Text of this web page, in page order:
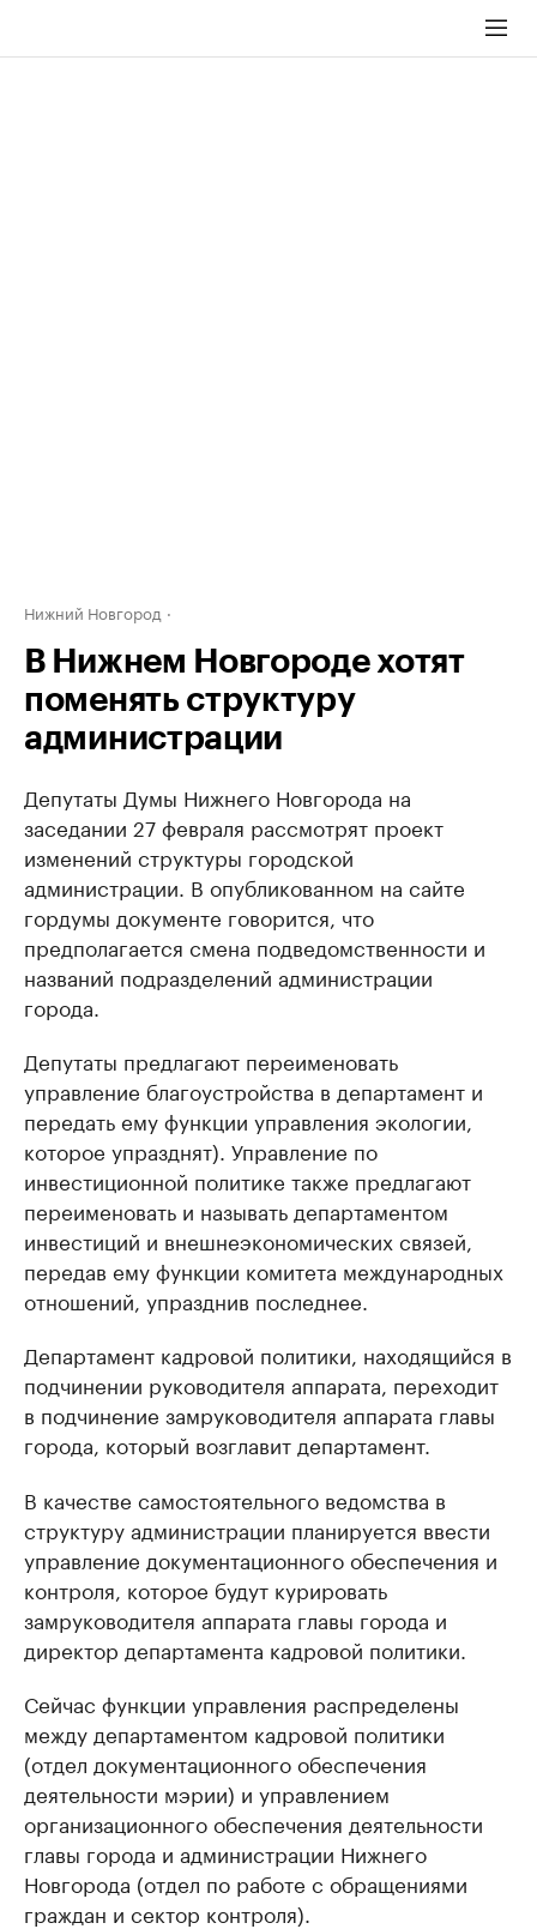
Нижний Новгород
В Нижнем Новгороде хотят
поменять структуру
администрации
Депутаты Думы Нижнего Новгорода на
заседании 27 февраля рассмотрят проект
изменений структуры городской
администрации. В опубликованном на сайте
гордумы документе говорится, что
предполагается смена подведомственности и
названий подразделений администрации
города.
Депутаты предлагают переименовать
управление благоустройства в департамент и
передать ему функции управления экологии,
которое упразднят). Управление по
инвестиционной политике также предлагают
переименовать и называть департаментом
инвестиций и внешнеэкономических связей,
передав ему функции комитета международных
отношений, упразднив последнее.
Департамент кадровой политики, находящийся в
подчинении руководителя аппарата, переходит
в подчинение замруководителя аппарата главы
города, который возглавит департамент.
В качестве самостоятельного ведомства в
структуру администрации планируется ввести
управление документационного обеспечения и
контроля, которое будут курировать
замруководителя аппарата главы города и
директор департамента кадровой политики.
Сейчас функции управления распределены
между департаментом кадровой политики
(отдел документационного обеспечения
деятельности мэрии) и управлением
организационного обеспечения деятельности
главы города и администрации Нижнего
Новгорода (отдел по работе с обращениями
граждан и сектор контроля).